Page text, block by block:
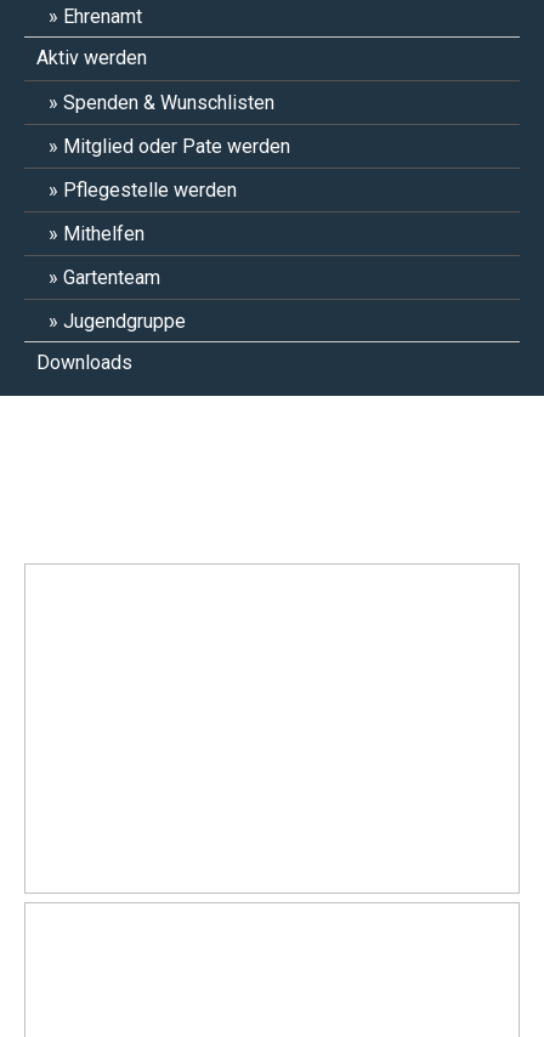
Ehrenamt
Aktiv werden
Spenden & Wunschlisten
Mitglied oder Pate werden
Pflegestelle werden
Mithelfen
Gartenteam
Jugendgruppe
Downloads